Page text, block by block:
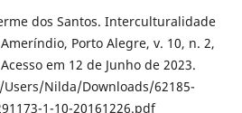
dos Santos. Interculturalidade
Porto Alegre, v. 10, n. 2,
em 12 de Junho de 2023.
Nilda/Downloads/62185-
1-10-20161226.pdf